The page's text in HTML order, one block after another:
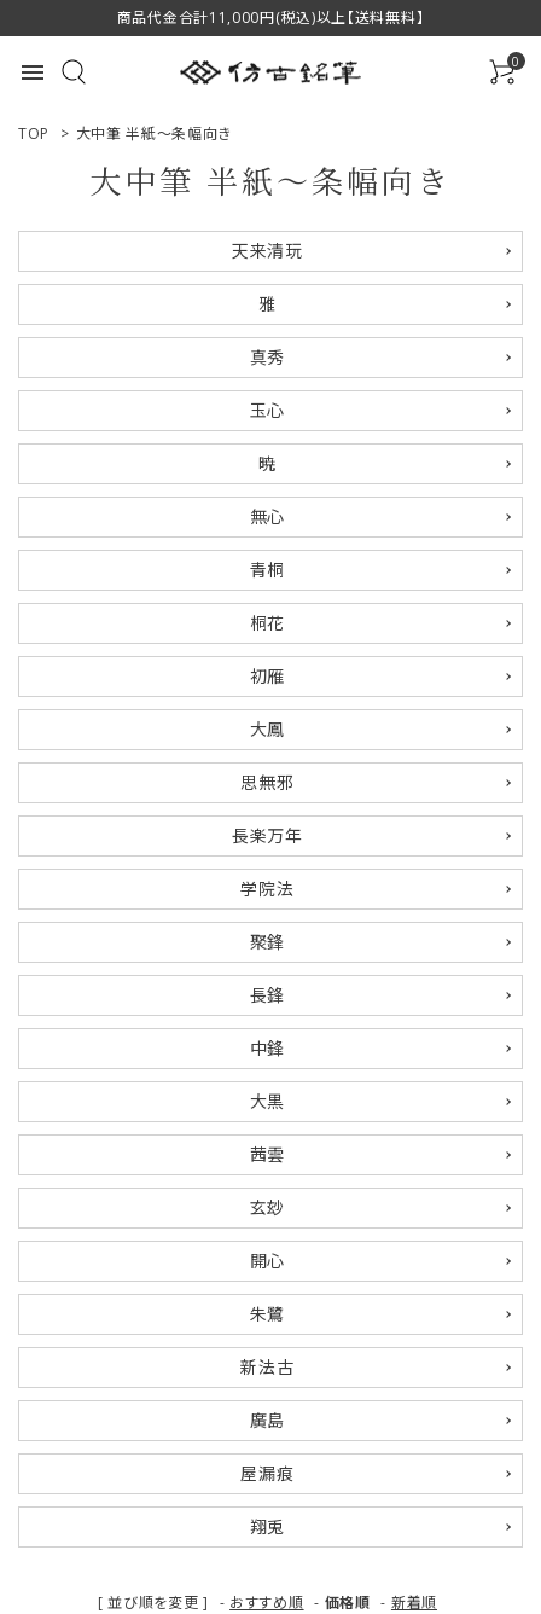
商品代金合計11,000円(税込)以上【送料無料】
menu 0
ACCOUNT MENU
ログイン 新規会員登録
商品一覧
プライバシーポリシー
特定商取引法について
お問い合わせ
TOP > 大中筆 半紙～条幅向き
大中筆 半紙～条幅向き
天来清玩
雅
真秀
玉心
暁
無心
青桐
桐花
初雁
大鳳
思無邪
長楽万年
学院法
聚鋒
長鋒
中鋒
大黒
茜雲
玄玅
開心
朱鷺
新法古
廣島
屋漏痕
翔兎
[ 並び順を変更 ] - おすすめ順 - 価格順 - 新着順